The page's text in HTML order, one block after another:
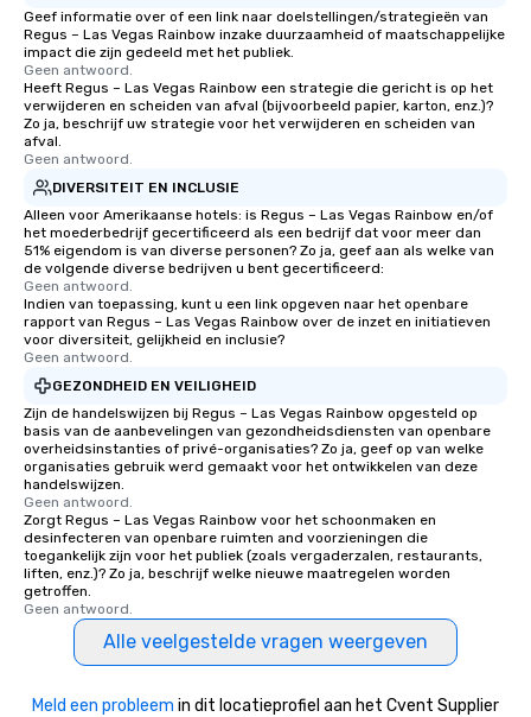
Geef informatie over of een link naar doelstellingen/strategieën van
Regus – Las Vegas Rainbow inzake duurzaamheid of maatschappelijke
impact die zijn gedeeld met het publiek.
Geen antwoord.
Heeft Regus – Las Vegas Rainbow een strategie die gericht is op het
verwijderen en scheiden van afval (bijvoorbeeld papier, karton, enz.)?
Zo ja, beschrijf uw strategie voor het verwijderen en scheiden van
afval.
Geen antwoord.
DIVERSITEIT EN INCLUSIE
Alleen voor Amerikaanse hotels: is Regus – Las Vegas Rainbow en/of
het moederbedrijf gecertificeerd als een bedrijf dat voor meer dan
51% eigendom is van diverse personen? Zo ja, geef aan als welke van
de volgende diverse bedrijven u bent gecertificeerd:
Geen antwoord.
Indien van toepassing, kunt u een link opgeven naar het openbare
rapport van Regus – Las Vegas Rainbow over de inzet en initiatieven
voor diversiteit, gelijkheid en inclusie?
Geen antwoord.
GEZONDHEID EN VEILIGHEID
Zijn de handelswijzen bij Regus – Las Vegas Rainbow opgesteld op
basis van de aanbevelingen van gezondheidsdiensten van openbare
overheidsinstanties of privé-organisaties? Zo ja, geef op van welke
organisaties gebruik werd gemaakt voor het ontwikkelen van deze
handelswijzen.
Geen antwoord.
Zorgt Regus – Las Vegas Rainbow voor het schoonmaken en
desinfecteren van openbare ruimten and voorzieningen die
toegankelijk zijn voor het publiek (zoals vergaderzalen, restaurants,
liften, enz.)? Zo ja, beschrijf welke nieuwe maatregelen worden
getroffen.
Geen antwoord.
Alle veelgestelde vragen weergeven
Meld een probleem in dit locatieprofiel aan het Cvent Supplier